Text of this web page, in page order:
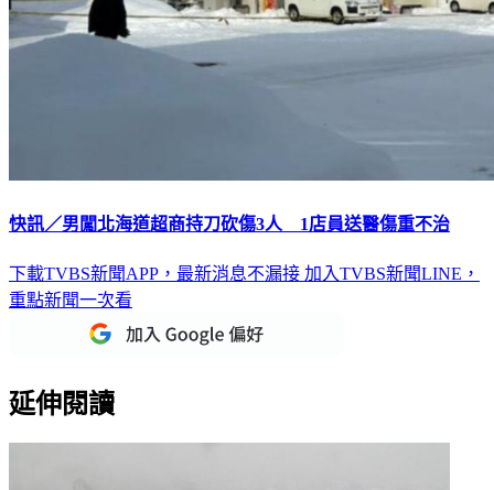
快訊／男闖北海道超商持刀砍傷3人 1店員送醫傷重不治
下載TVBS新聞APP，最新消息不漏接 加入TVBS新聞LINE，
重點新聞一次看
延伸閱讀